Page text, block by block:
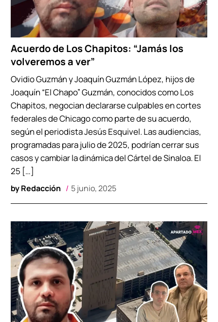
Acuerdo de Los Chapitos: “Jamás los
volveremos a ver”
byRedacción 5 junio, 2025
Ovidio Guzmán y Joaquín Guzmán López, hijos de
Joaquín “El Chapo” Guzmán, conocidos como Los
Chapitos, negocian declararse culpables en cortes
federales de Chicago como parte de su acuerdo,
según el periodista Jesús Esquivel. Las audiencias,
programadas para julio de 2025, podrían cerrar sus
casos y cambiar la dinámica del Cártel de Sinaloa. El
25 […]